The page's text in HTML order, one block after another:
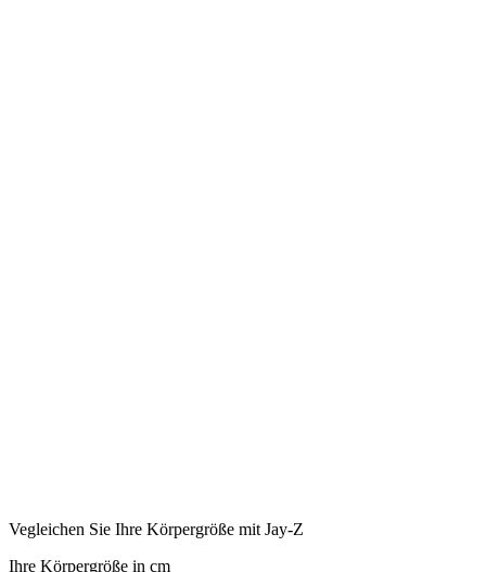
Vegleichen Sie Ihre Körpergröße mit Jay-Z
Ihre Körpergröße in cm